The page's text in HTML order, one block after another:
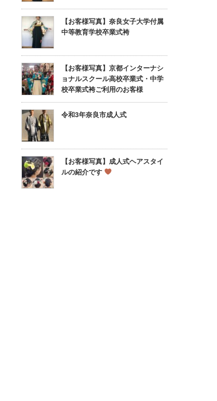
【お客様写真】奈良女子大学付属
中等教育学校卒業式袴
【お客様写真】京都インターナシ
ョナルスクール高校卒業式・中学
校卒業式袴ご利用のお客様
令和3年奈良市成人式
【お客様写真】成人式ヘアスタイ
ルの紹介です